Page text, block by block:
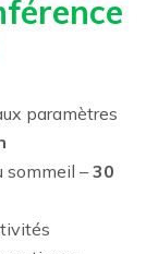
paramètres
sommeil – 30